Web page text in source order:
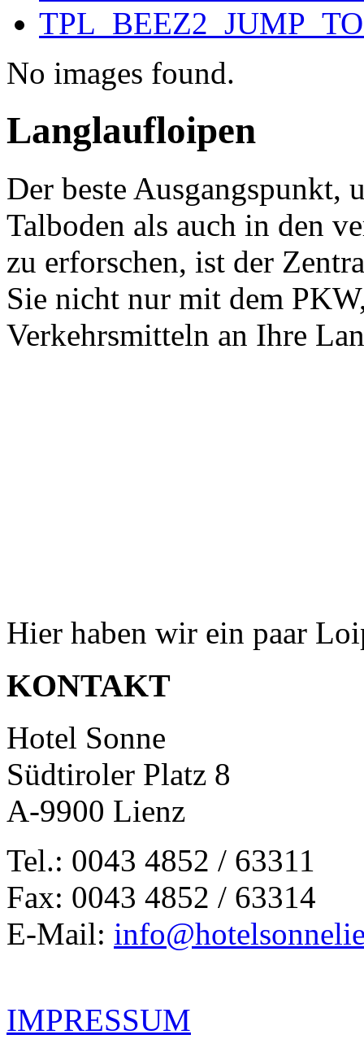
No images found.
Langlaufloipen
Der beste
Talboden als auch in den
zu erforschen, ist der
Sie nicht nur mit dem
Verkehrsmitteln an Ihre
Hier haben wir ein paar
KONTAKT
Hotel Sonne
Südtiroler Platz 8
A-9900 Lienz
Tel.: 0043 4852 / 63311
Fax: 0043 4852 / 63314
E-Mail:
IMPRESSUM